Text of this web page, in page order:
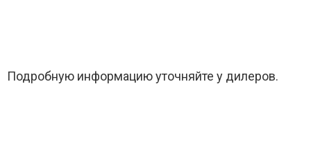
Подробную информацию уточняйте у дилеров.